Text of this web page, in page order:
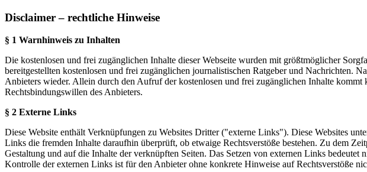
Disclaimer – rechtliche Hinweise
§ 1 Warnhinweis zu Inhalten
Die kostenlosen und frei zugänglichen Inhalte dieser Webseite wurden mit größtmöglicher
bereitgestellten kostenlosen und frei zugänglichen journalistischen Ratgeber und Nachrichten.
Anbieters wieder. Allein durch den Aufruf der kostenlosen und frei zugänglichen Inhalte
Rechtsbindungswillen des Anbieters.
§ 2 Externe Links
Diese Website enthält Verknüpfungen zu Websites Dritter ("externe Links"). Diese Websites
Links die fremden Inhalte daraufhin überprüft, ob etwaige Rechtsverstöße bestehen. Zu dem
Gestaltung und auf die Inhalte der verknüpften Seiten. Das Setzen von externen Links
Kontrolle der externen Links ist für den Anbieter ohne konkrete Hinweise auf Rechtsverstöße